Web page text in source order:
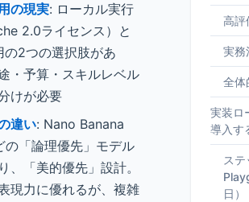
の現実: ローカル実行
2.0ライセンス）と
の2つの選択肢があ
・予算・スキルレベル
けが必要
違い: Nano Banana
の「論理優先」モデル
、「美的優先」設計。
現力に優れるが、複雑
高評
実務
全体
実装ロ
導入す
ス
日）